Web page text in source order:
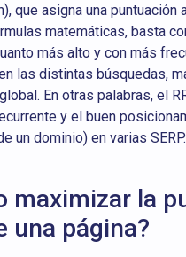
que asigna una puntuación
matemáticas, basta
más alto y con más
las distintas búsquedas,
En otras palabras, el
y el buen
un dominio) en varias SERP.
maximizar la
una página?